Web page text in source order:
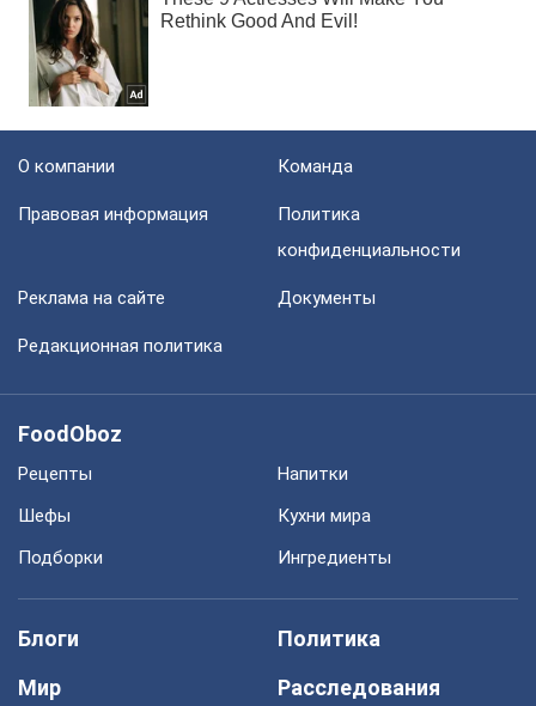
О компании Команда
Правовая информация
Политика
конфиденциальности
Реклама на сайте Документы
Редакционная политика
FoodOboz
Рецепты
Напитки
Шефы
Кухни мира
Подборки
Ингредиенты
Блоги
Политика
Мир
Расследования